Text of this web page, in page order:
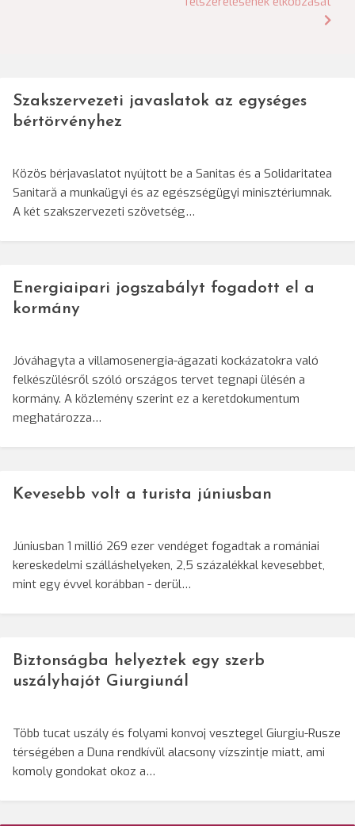
Szakszervezeti javaslatok az egységes
bértörvényhez
Közös bérjavaslatot nyújtott be a Sanitas és a Solidaritatea
Sanitară a munkaügyi és az egészségügyi minisztériumnak.
A két szakszervezeti szövetség…
Energiaipari jogszabályt fogadott el a
kormány
Jóváhagyta a villamosenergia-ágazati kockázatokra való
felkészülésről szóló országos tervet tegnapi ülésén a
kormány. A közlemény szerint ez a keretdokumentum
meghatározza…
Kevesebb volt a turista júniusban
Júniusban 1 millió 269 ezer vendéget fogadtak a romániai
kereskedelmi szálláshelyeken, 2,5 százalékkal kevesebbet,
mint egy évvel korábban - derül…
Biztonságba helyeztek egy szerb
uszályhajót Giurgiunál
Több tucat uszály és folyami konvoj vesztegel Giurgiu-Rusze
térségében a Duna rendkívül alacsony vízszintje miatt, ami
komoly gondokat okoz a…